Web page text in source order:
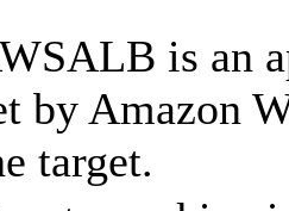
is an
by Amazon
target.